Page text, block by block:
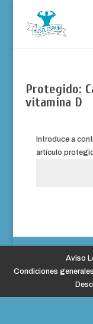
Protegido:
vitamina D
Introduce a
artículo
Aviso
Condiciones